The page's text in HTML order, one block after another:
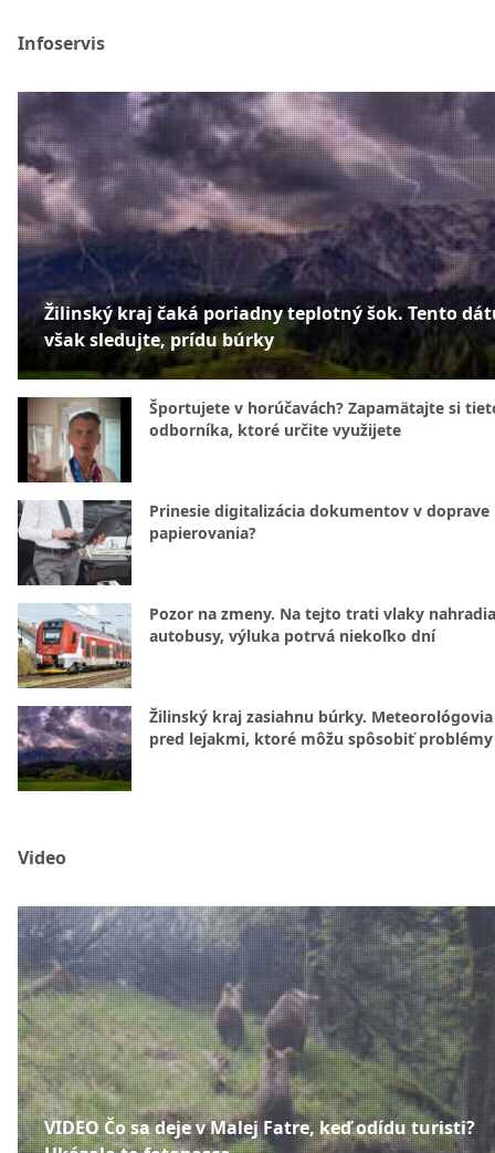
Infoservis
Žilinský kraj čaká poriadny teplotný šok. Tento
však sledujte, prídu búrky
Športujete v horúčavách? Zapamätajte si
odborníka, ktoré určite využijete
Prinesie digitalizácia dokumentov v doprave
papierovania?
Pozor na zmeny. Na tejto trati vlaky nahradia
autobusy, výluka potrvá niekoľko dní
Žilinský kraj zasiahnu búrky.
pred lejakmi, ktoré môžu spôsobiť problémy
Video
VIDEO Čo sa deje v Malej Fatre, keď odídu turisti?